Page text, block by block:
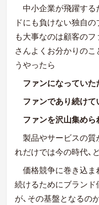
中小企業が飛躍する
ドにも負けない独自
も大事なのは顧客の
さんよくお分かりのこ
うやったら
ファンになっていた
ファンであり続けて
ファンを沢山集めら
製品やサービスの質
れだけでは今の時代、
価格競争に巻き込ま
続けるためにブラン
が、その基盤となるの